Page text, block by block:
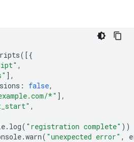
([{
,
],
: false,
*" ],
,
. log( "registration complete" ))
.warn( "unexpected error" ,